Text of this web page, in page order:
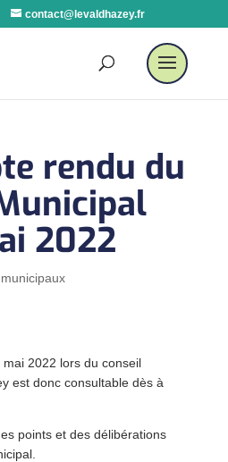
contact@levaldhazey.fr
rendu du
2022
2022 lors du conseil
est donc consultable dès à
points et des délibérations